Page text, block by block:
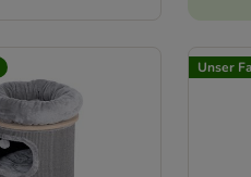
Unser